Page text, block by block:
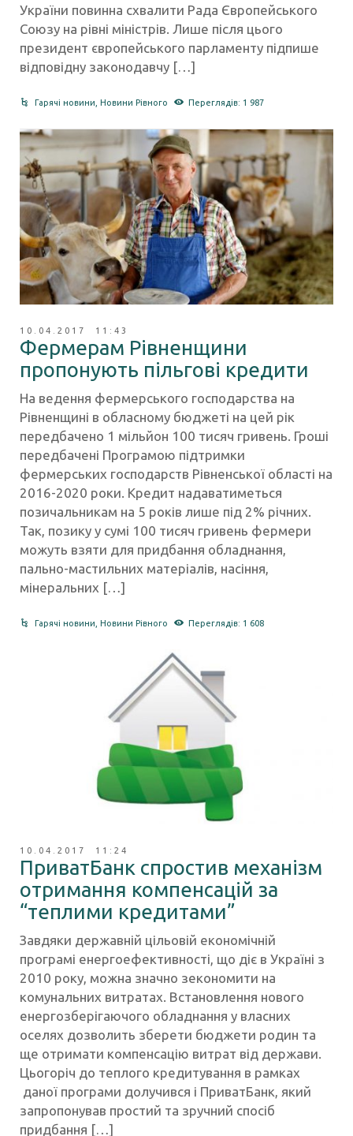
України повинна схвалити Рада Європейського
Союзу на рівні міністрів. Лише після цього
президент європейського парламенту підпише
відповідну законодавчу […]
Гарячі новини ,Новини Рівного Переглядів: 1 987
10.04.2017 11:43
Фермерам Рівненщини
пропонують пільгові кредити
На ведення фермерського господарства на
Рівненщині в обласному бюджеті на цей рік
передбачено 1 мільйон 100 тисяч гривень. Гроші
передбачені Програмою підтримки
фермерських господарств Рівненської області на
2016-2020 роки. Кредит надаватиметься
позичальникам на 5 років лише під 2% річних.
Так, позику у сумі 100 тисяч гривень фермери
можуть взяти для придбання обладнання,
пально-мастильних матеріалів, насіння,
мінеральних […]
Гарячі новини ,Новини Рівного Переглядів: 1 608
10.04.2017 11:24
ПриватБанк спростив механізм
отримання компенсацій за
“теплими кредитами”
Завдяки державній цільовій економічній
програмі енергоефективності, що діє в Україні з
2010 року, можна значно зекономити на
комунальних витратах. Встановлення нового
енергозберігаючого обладнання у власних
оселях дозволить зберети бюджети родин та
ще отримати компенсацію витрат від держави.
Цьогоріч до теплого кредитування в рамках
даної програми долучився і ПриватБанк, який
запропонував простий та зручний спосіб
придбання […]